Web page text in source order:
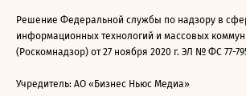
Решение Федеральной службы по надзору в
информационных технологий и массовых
(Роскомнадзор) от 27 ноября 2020 г. ЭЛ № ФС 77-
Учредитель: АО «Бизнес Ньюс Медиа»